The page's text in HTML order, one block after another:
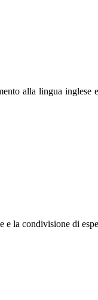
alla lingua inglese
e la condivisione di